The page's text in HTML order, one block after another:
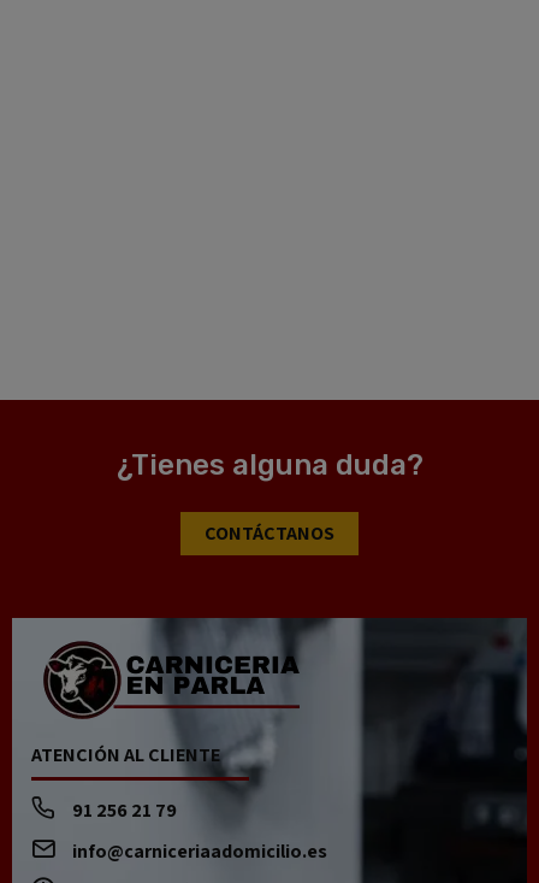
¿Tienes alguna duda?
CONTÁCTANOS
ATENCIÓN AL CLIENTE
91 256 21 79
info@carniceriaadomicilio.es